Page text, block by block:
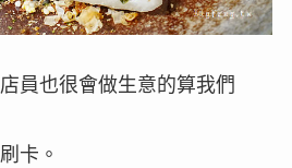
員也很會做生意的算我們
卡。